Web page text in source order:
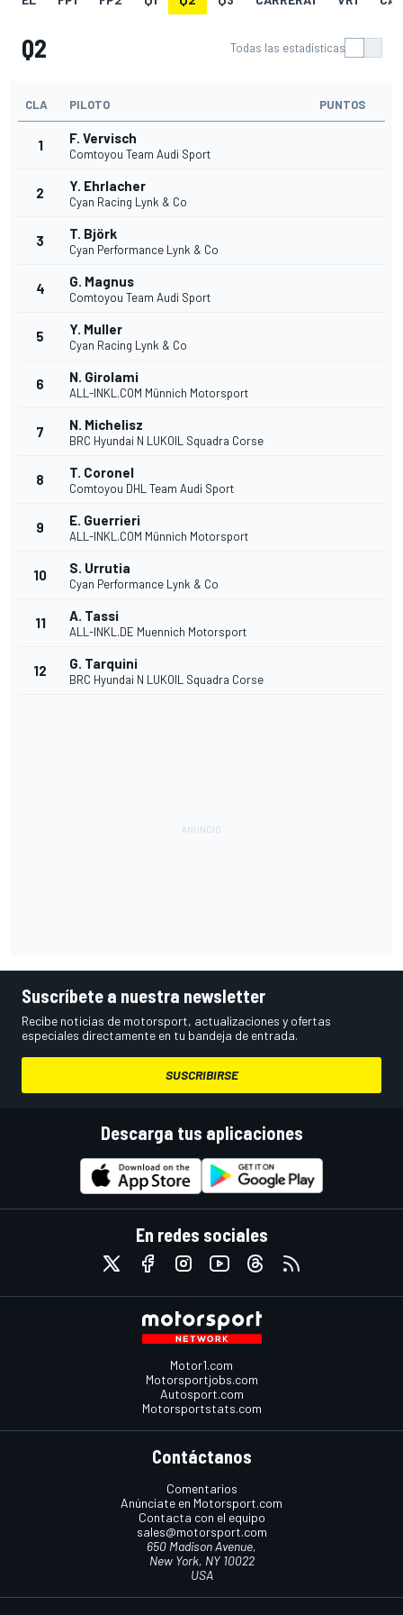
Q2 Todas las estadísticas
CLA PILOTO PUNTOS
1 F. Vervisch
Comtoyou Team Audi Sport
2 Y. Ehrlacher
Cyan Racing Lynk & Co
3 T. Björk
Cyan Performance Lynk & Co
4 G. Magnus
Comtoyou Team Audi Sport
5 Y. Muller
Cyan Racing Lynk & Co
6 N. Girolami
ALL-INKL.COM Münnich Motorsport
7 N. Michelisz
BRC Hyundai N LUKOIL Squadra Corse
8 T. Coronel
Comtoyou DHL Team Audi Sport
9 E. Guerrieri
ALL-INKL.COM Münnich Motorsport
10 S. Urrutia
Cyan Performance Lynk & Co
11 A. Tassi
ALL-INKL.DE Muennich Motorsport
12 G. Tarquini
BRC Hyundai N LUKOIL Squadra Corse
Suscríbete a nuestra newsletter
Recibe noticias de motorsport, actualizaciones y ofertas
especiales directamente en tu bandeja de entrada.
SUSCRIBIRSE
Descarga tus aplicaciones
En redes sociales
Motor1.com
Motorsportjobs.com
Autosport.com
Motorsportstats.com
Contáctanos
Comentarios
Anúnciate en Motorsport.com
Contacta con el equipo
sales@motorsport.com
650 Madison Avenue,
New York, NY 10022
USA